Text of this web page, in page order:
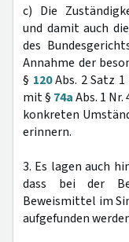
c) Die
und damit auch
des
Annahme der
§ 120Abs. 2 Satz 1
mit § 74aAbs. 1
konkreten
erinnern.
3. Es lagen auch
dass bei der
Beweismittel im
aufgefunden